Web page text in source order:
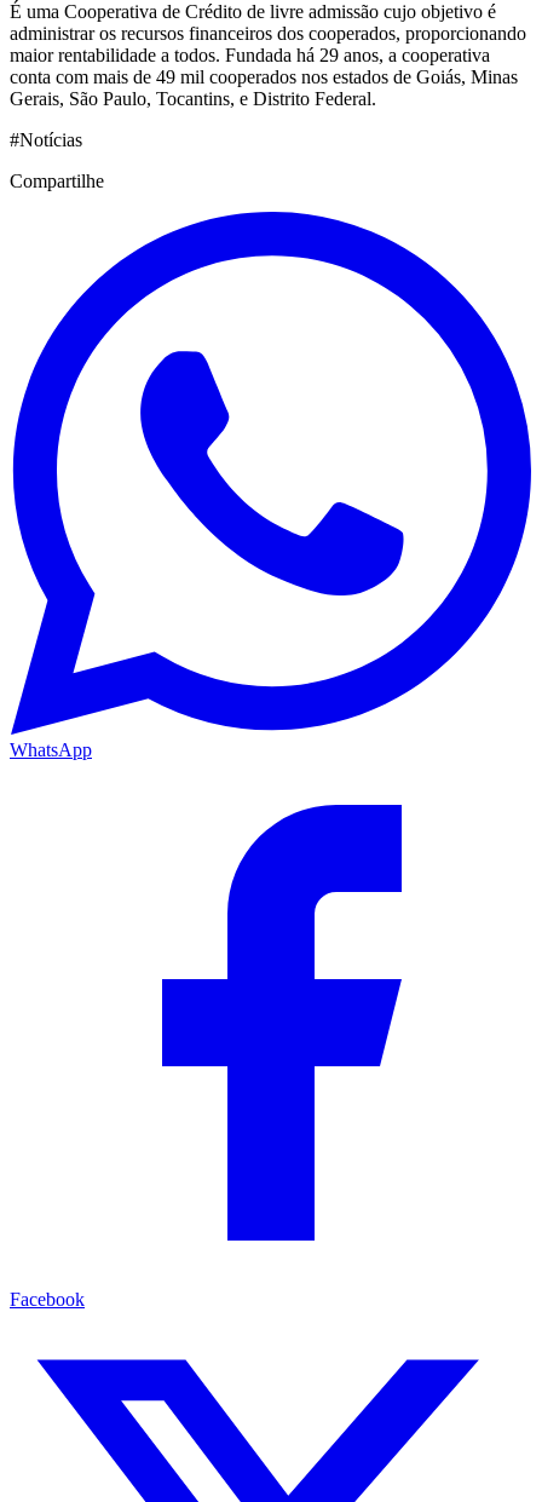
É uma Cooperativa de Crédito de livre admissão cujo objetivo é
administrar os recursos financeiros dos cooperados, proporcionando
maior rentabilidade a todos. Fundada há 29 anos, a cooperativa
conta com mais de 49 mil cooperados nos estados de Goiás, Minas
Gerais, São Paulo, Tocantins, e Distrito Federal.
#Notícias
Compartilhe
WhatsApp
Facebook